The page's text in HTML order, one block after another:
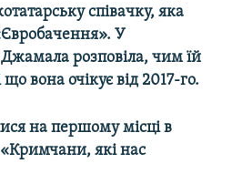
співачку, яка
У
розповіла, чим їй
вона очікує від 2017-го.
на першому місці в
які нас